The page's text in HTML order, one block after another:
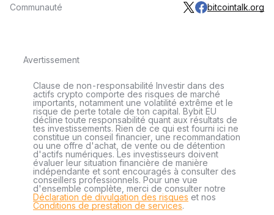
Communauté
bitcointalk.org
Avertissement
Clause de non-responsabilité Investir dans des
actifs crypto comporte des risques de marché
importants, notamment une volatilité extrême et le
risque de perte totale de ton capital. Bybit EU
décline toute responsabilité quant aux résultats de
tes investissements. Rien de ce qui est fourni ici ne
constitue un conseil financier, une recommandation
ou une offre d'achat, de vente ou de détention
d'actifs numériques. Les investisseurs doivent
évaluer leur situation financière de manière
indépendante et sont encouragés à consulter des
conseillers professionnels. Pour une vue
d'ensemble complète, merci de consulter notre
Déclaration de divulgation des risques et nos
Conditions de prestation de services.